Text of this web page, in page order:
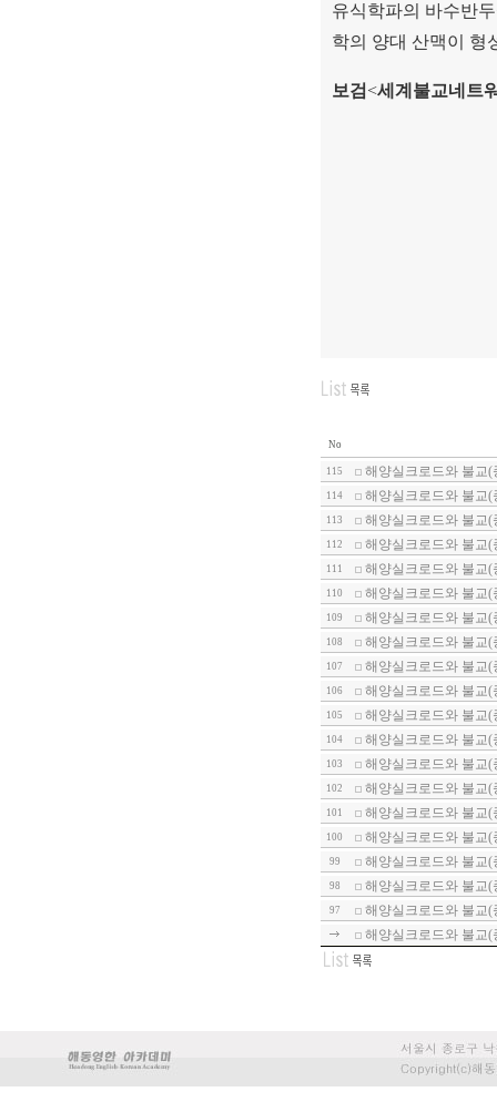
유식학파의 바수반
학의 양대 산맥이 형
보검 <세계불교네트
No
115 해양실크로드와 불교
114 해양실크로드와 불교
113 해양실크로드와 불교
112 해양실크로드와 불교
111 해양실크로드와 불교
110 해양실크로드와 불교
109 해양실크로드와 불교
108 해양실크로드와 불교
107 해양실크로드와 불교
106 해양실크로드와 불교
105 해양실크로드와 불교
104 해양실크로드와 불교
103 해양실크로드와 불교
102 해양실크로드와 불교
101 해양실크로드와 불교
100 해양실크로드와 불교(
99 해양실크로드와 불교
98 해양실크로드와 불교
97
해양실크로드와 불교
해양실크로드와 불교